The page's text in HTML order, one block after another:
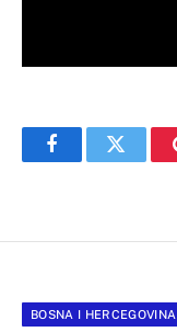
FacebookTwitter
BOSNA I HERCEGOVINA